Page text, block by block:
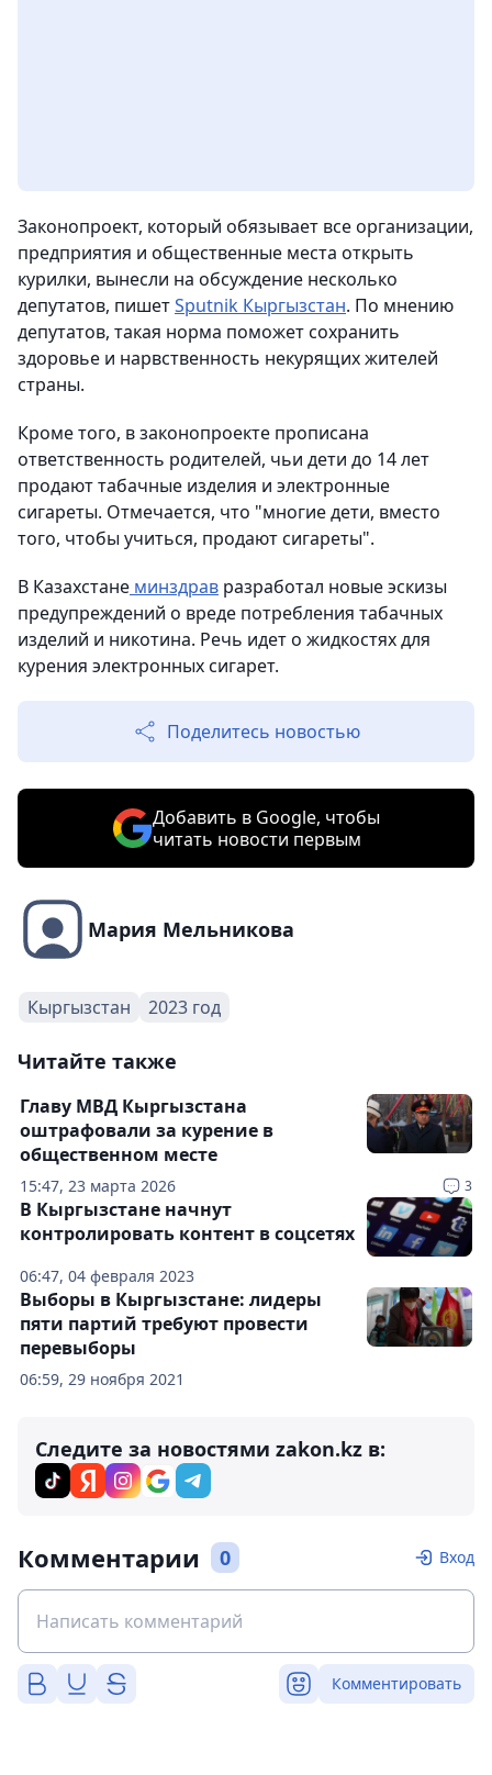
Законопроект, который обязывает все организации,
предприятия и общественные места открыть
курилки, вынесли на обсуждение несколько
депутатов, пишетSputnik Кыргызстан. По мнению
депутатов, такая норма поможет сохранить
здоровье и нарвственность некурящих жителей
страны.
Кроме того, в законопроекте прописана
ответственность родителей, чьи дети до 14 лет
продают табачные изделия и электронные
сигареты. Отмечается, что "многие дети, вместо
того, чтобы учиться, продают сигареты".
В Казахстане минздрав разработал новые эскизы
предупреждений о вреде потребления табачных
изделий и никотина. Речь идет о жидкостях для
курения электронных сигарет.
Поделитесь новостью
Добавить в Google, чтобы
читать новости первым
Мария Мельникова
Кыргызстан 2023 год
Читайте также
15:47, 23 марта 2026 3
Главу МВД Кыргызстана
оштрафовали за курение в
общественном месте
06:47, 04 февраля 2023
В Кыргызстане начнут
контролировать контент в соцсетях
06:59, 29 ноября 2021
Выборы в Кыргызстане: лидеры
пяти партий требуют провести
перевыборы
Следите за новостями zakon.kz в:
Комментарии 0 Вход
Комментировать